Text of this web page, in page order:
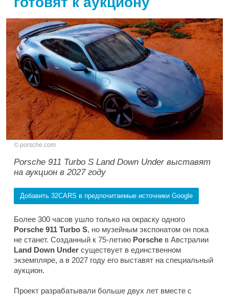
porsche.com
Porsche 911 Turbo S Land Down Under выставят
на аукцион в 2027 году
Добавить 32CARS в предпочитаемые источники Google
Более 300 часов ушло только на окраску одного
Porsche 911 Turbo S, но музейным экспонатом он пока
не станет. Созданный к 75-летию Porsche в Австралии
Land Down Under существует в единственном
экземпляре, а в 2027 году его выставят на специальный
аукцион.
Проект разрабатывали больше двух лет вместе с